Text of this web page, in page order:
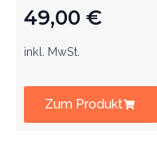
49,00 €
inkl. MwSt.
Zum Produkt